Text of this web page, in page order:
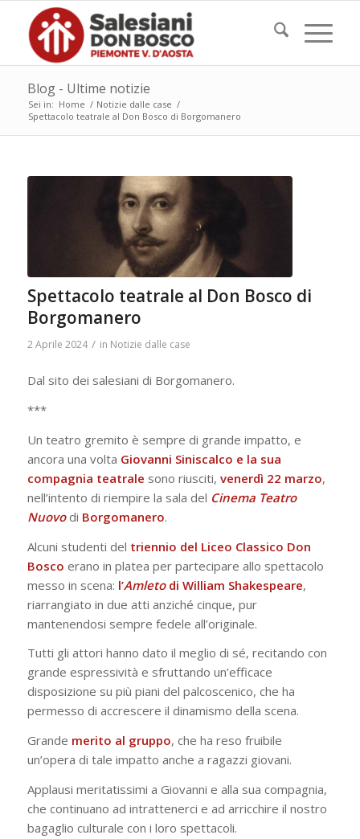
Blog - Ultime notizie
Sei in: Home / Notizie dalle case /
Spettacolo teatrale al Don Bosco di Borgomanero
Spettacolo teatrale al Don Bosco di
Borgomanero
2 Aprile 2024 / in Notizie dalle case
Dal sito dei salesiani di Borgomanero.
***
Un teatro gremito è sempre di grande impatto, e
ancora una volta Giovanni Siniscalco e la sua
compagnia teatrale sono riusciti, venerdì 22 marzo,
nell’intento di riempire la sala del Cinema Teatro
Nuovo di Borgomanero.
Alcuni studenti del triennio del Liceo Classico Don
Bosco erano in platea per partecipare allo spettacolo
messo in scena: l’Amletodi William Shakespeare,
riarrangiato in due atti anziché cinque, pur
mantenendosi sempre fedele all’originale.
Tutti gli attori hanno dato il meglio di sé, recitando con
grande espressività e sfruttando un’efficace
disposizione su più piani del palcoscenico, che ha
permesso di accrescere il dinamismo della scena.
Grande merito al gruppo, che ha reso fruibile
un’opera di tale impatto anche a ragazzi giovani.
Applausi meritatissimi a Giovanni e alla sua compagnia,
che continuano ad intrattenerci e ad arricchire il nostro
bagaglio culturale con i loro spettacoli.